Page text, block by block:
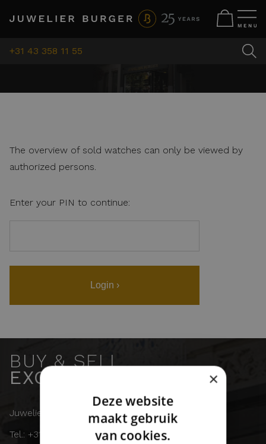
+31 43 358 11 55
The overview of sold watches can only be viewed by
authorized persons.
Enter your PIN to continue:
Login ›
BUY & SELL
EXCLUSIVE WATCHES
Juwelier Burger
Tel.: +31 (0)43 358 11 55
×
Deze website
maakt gebruik
van cookies.